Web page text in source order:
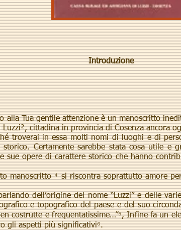
Introduzione
alla Tua gentile attenzione è un manoscritto
cittadina in provincia di Cosenza ancora
in essa molti nomi di luoghi e di
Certamente sarebbe stata cosa utile e
sue opere di carattere storico che hanno
⁴ si riscontra soprattutto amore
dell’origine del nome “Luzzi” e delle
e topografico del paese e del suo
costrutte e frequentatissime…”⁵, Infine fa un
gli aspetti più significativi⁶.